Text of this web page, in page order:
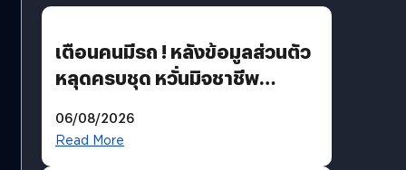
เตือนคนมีรถ ! หลังข้อมูลส่วนตัว
หลุดครบชุด หวั่นมิจชาชีพ
รหัสผ่านหลุด ไม่ใช่แฮ็กเกอร์
06/08/2026
Read More